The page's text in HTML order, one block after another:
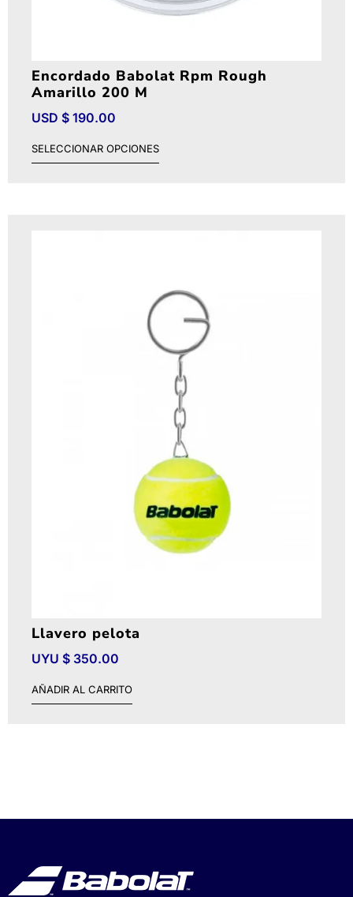
Encordado Babolat Rpm Rough
Amarillo 200 M
USD $ 190.00
SELECCIONAR OPCIONES
Llavero pelota
UYU $ 350.00
AÑADIR AL CARRITO